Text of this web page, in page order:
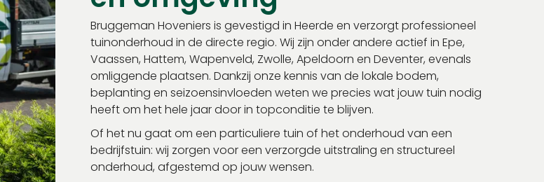
Bruggeman Hoveniers is gevestigd in Heerde en verzorgt professioneel
tuinonderhoud in de directe regio. Wij zijn onder andere actief in Epe,
Vaassen, Hattem, Wapenveld, Zwolle, Apeldoorn en Deventer, evenals
omliggende plaatsen. Dankzij onze kennis van de lokale bodem,
beplanting en seizoensinvloeden weten we precies wat jouw tuin nodig
heeft om het hele jaar door in topconditie te blijven.
Of het nu gaat om een particuliere tuin of het onderhoud van een
bedrijfstuin: wij zorgen voor een verzorgde uitstraling en structureel
onderhoud, afgestemd op jouw wensen.